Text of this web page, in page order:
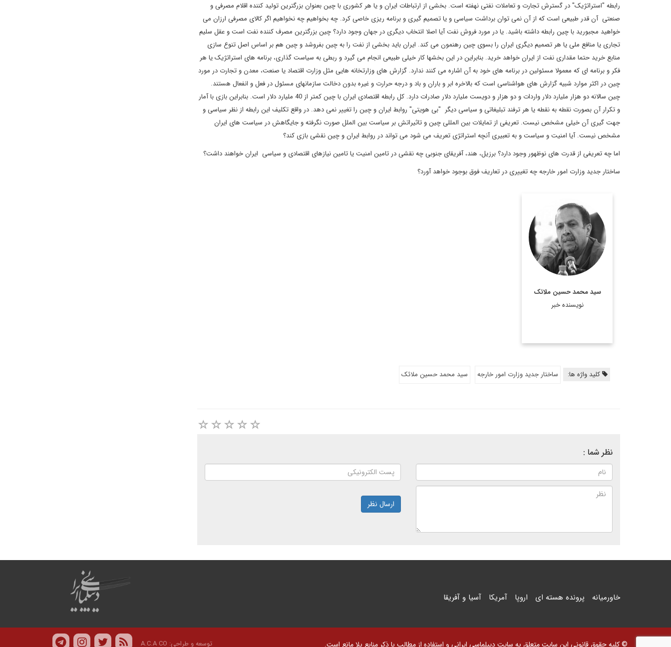
رابطه "استراتژیک" در گسترش تجارت و تعاملات نفتی نهفته است. بخشی از ارتباطات ایران و یا هر کشوری با چین بعنوان بزرگترین تولید کننده اقلام مصرفی و
صنعتی آن قدر طبیعی است که از آن نمی توان برداشت سیاسی و یا تصمیم گیری و برنامه ریزی خاصی کرد. چه بخواهیم چه نخواهیم اگر کالای مصرفی ارزان می
خواهید مجبورید با چین رابطه داشته باشید. یا در مورد فروش نفت آیا اصلا انتخاب دیگری در جهان وجود دارد؟ چین بزرگترین مصرف کننده نفت است و عقل سلیم
تجاری یا منافع ملی یا هر تصمیم دیگری ایران را بسوی چین رهنمون می کند. ایران باید بخشی از نفت را به چین بفروشد و چین هم بر اساس اصل تنوع سازی
منابع خرید حتما مقداری نفت از ایران خواهد خرید. بنابراین در این بخشها کار خیلی طبیعی انجام می گیرد و ربطی به سیاست گذاری، برنامه های استراتژیک یا هر
فکر و برنامه ای که معمولا مسئولین در برنامه های خود به آن اشاره می کنند ندارد. گزارش های وزارتخانه هایی مثل وزارت اقتصاد یا صنعت، معدن و تجارت در مورد
چین در اکثر موارد شبیه گزارش های هواشناسی است که بالاخره ابر و باران و باد و درجه حرارت و غیره بدون دخالت سازمانهای مسئول در فعل و انفعال هستند.
چین سالانه دو هزار ملیارد دلار واردات و دو هزار و دویست ملیارد دلار صادرات دارد. کل رابطه اقتصادی ایران با چین کمتر از 40 ملیارد دلار است. بنابراین بازی با آمار
و تکرار آن بصورت نقطه به نقطه یا هر ترفند تبلیغاتی و سیاسی دیگر "بی هویتی" روابط ایران و چین را تغییر نمی دهد. در واقع تکلیف این رابطه از نظر سیاسی و
جهت گیری آن خیلی مشخص نیست. تعریفی از تمایلات بین المللی چین و تاثیراتش بر سیاست بین الملل صورت نگرفته و جایگاهش در سیاست های ایران
مشخص نیست. آیا امنیت و سیاست و به تعبیری آنچه استراتژی تعریف می شود می تواند در روابط ایران و چین نقشی بازی کند؟
اما چه تعریفی از قدرت های نوظهور وجود دارد؟ برزیل، هند، آفریقای جنوبی چه نقشی در تامین امنیت یا تامین نیازهای اقتصادی و سیاسی ایران خواهند داشت؟
ساختار جدید وزارت امور خارجه چه تغییری در تعاریف فوق بوجود خواهد آورد؟
سید محمد حسین ملائک
نویسنده خبر
سید محمد حسین ملائک،
سفیر اسبق ایران در
سوئیس و چین بوده است.
اطلاعات بیشتر
کلید واژه ها: ساختار جدید وزارت امور خارجه سید محمد حسین ملائک
نظر شما :
ارسال نظر
خاورمیانه پرونده هسته ای اروپا آمریکا آسیا و آفریقا
© کلیه حقوق قانونی این سایت متعلق به سایت دیپلماسی ایرانی و استفاده از مطالب با ذکر منابع بلا مانع است. توسعه و طراحی: A.C.A CO